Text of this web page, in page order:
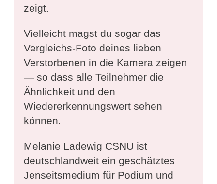
zeigt.
Vielleicht magst du sogar das
Vergleichs-Foto deines lieben
Verstorbenen in die Kamera zeigen
— so dass alle Teilnehmer die
Ähnlichkeit und den
Wiedererkennungswert sehen
können.
Melanie Ladewig CSNU ist
deutschlandweit ein geschätztes
Jenseitsmedium für Podium und